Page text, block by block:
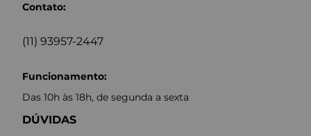
Contato:
(11) 93957-2447
Funcionamento:
Das 10h às 18h, de segunda a sexta
DÚVIDAS